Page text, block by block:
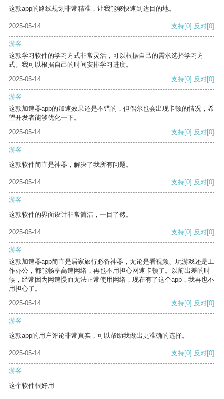
这款app的路线规划非常精准，让我能够快速到达目的地。
2025-05-14 支持[0] 反对[0]
游客
这款学习软件的学习方式非常灵活，可以根据自己的需求选择学习方
式。我可以根据自己的时间安排学习进度。
2025-05-14
支持[0] 反对[0]
游客
这款加速器app的加速效果还是不错的，但偶尔也会出现卡顿的情况，希
望开发者能够优化一下。
2025-05-14
支持[0] 反对[0]
游客
这款软件简直是神器，解决了我所有问题。
2025-05-14 支持[0] 反对[0]
游客
这款软件的界面设计非常简洁，一目了然。
2025-05-14 支持[0] 反对[0]
游客
这款加速器app简直是居家旅行必备神器，无论是看视频、玩游戏还是工
作办公，都能畅享高速网络，再也不用担心网速卡顿了。以前出差的时
候，经常因为网速慢而无法正常使用网络，现在有了这个app，我再也不
用担心了。
2025-05-14
支持[0] 反对[0]
游客
这款app的用户评论非常真实，可以帮助我做出更准确的选择。
2025-05-14 支持[0] 反对[0]
游客
这个软件很好用